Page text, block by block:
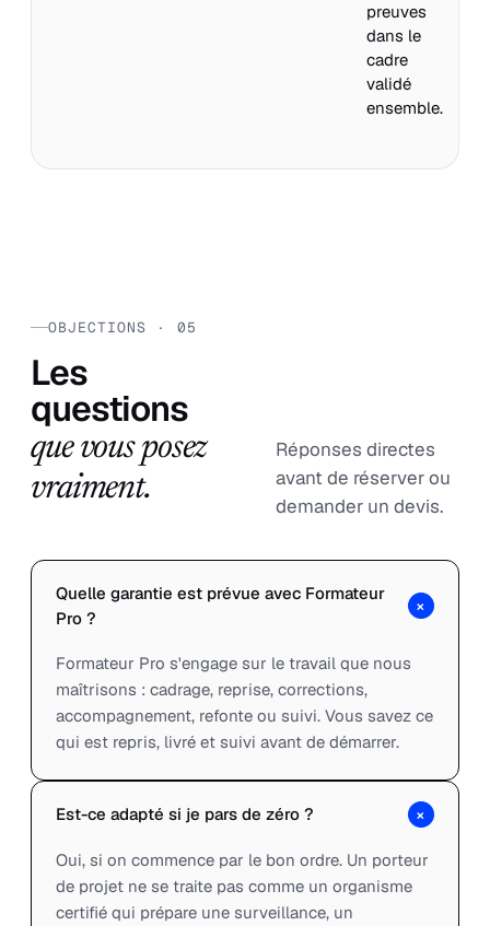
preuves
dans le
cadre
validé
ensemble.
OBJECTIONS · 05
Les
questions
que vous posez
vraiment.
Réponses directes
avant de réserver ou
demander un devis.
Quelle garantie est prévue avec Formateur
Pro ?
+
Formateur Pro s'engage sur le travail que nous
maîtrisons : cadrage, reprise, corrections,
accompagnement, refonte ou suivi. Vous savez ce
qui est repris, livré et suivi avant de démarrer.
Est-ce adapté si je pars de zéro ? +
Oui, si on commence par le bon ordre. Un porteur
de projet ne se traite pas comme un organisme
certifié qui prépare une surveillance, un